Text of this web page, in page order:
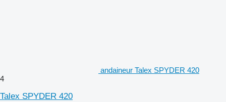
andaineur Talex SPYDER 420
4
Talex SPYDER 420